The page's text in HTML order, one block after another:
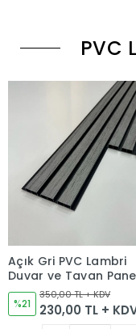
PVC
Açık Gri PVC Lambri
Duvar ve Tavan
12cm
%21
350,00 TL + KDV
230,00 TL +